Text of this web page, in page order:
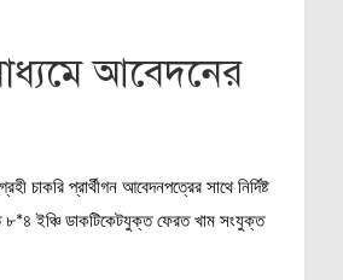
আবেদনের
প্রার্থীগন আবেদনপত্রের সাথে নির্দিষ্ট
৮*৪ ইঞ্চি ডাকটিকেটযুক্ত ফেরত খাম সংযুক্ত